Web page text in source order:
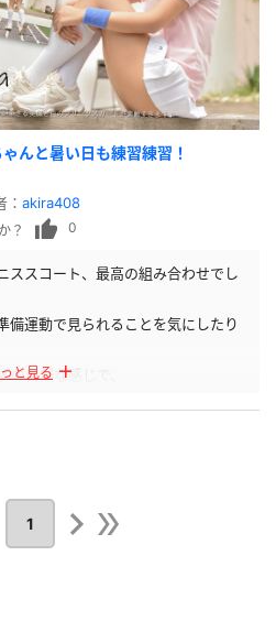
んと暑い日も練習練習！
： akira408
？ 0
ススコート、最高の組み合わせでし
備運動で見られることを気にしたり
の自然な感じで、
と見る
1